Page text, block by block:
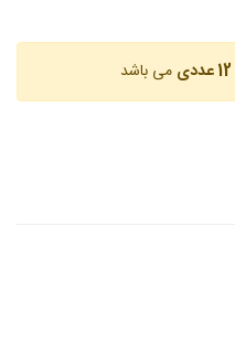
12 عددی می باشد